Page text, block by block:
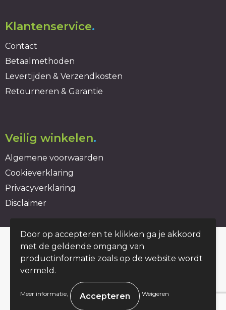
Klantenservice.
Contact
Betaalmethoden
Levertijden & Verzendkosten
Retourneren & Garantie
Veilig winkelen.
Algemene voorwaarden
Cookieverklaring
Privacyverklaring
Disclaimer
© Copyright duurzaambedrukt.nl 2026
Door op accepteren te klikken ga je akkoord
met de geldende omgang van
productinformatie zoals op de website wordt
vermeld.
Meer informatie. Weigeren